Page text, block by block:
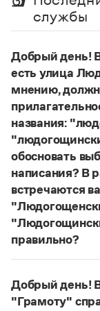
Словари русского
Правила русской
Русский язык.
для школьников
Письмовник
Справочник по
Словарь-
Справочник по
Азбучные истины
Словарь-
Все справочники
Журнал
Новости и события
Словарь
Правила
(1956)
службы
Добрый день!
есть улица
мнению,
названия:
обосновать
написания? В
встречаются
правильно?
Есть
суффикс -
инск-
Добрый день!
"Грамоту"